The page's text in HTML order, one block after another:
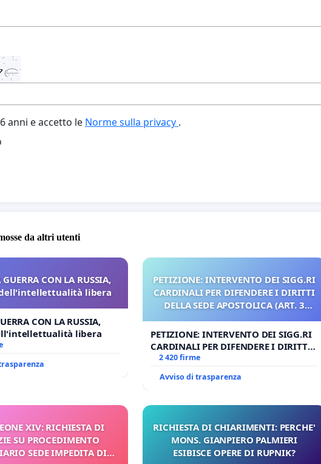
anni e accetto le Norme sulla privacy .
da altri utenti
CON LA RUSSIA,
libera
CON LA RUSSIA,
libera
PETIZIONE: INTERVENTO DEI SIGG.RI
CARDINALI PER DIFENDERE I DIRITTI
DELLA SEDE APOSTOLICA (ART. 3
PETIZIONE: INTERVENTO DEI SIGG.RI
CARDINALI PER DIFENDERE I DIRITTI
DELLA SEDE APOSTOLICA (ART. 3 UDG)
2 420 firme
Avviso di trasparenza
XIV: RICHIESTA DI
SU PROCEDIMENTO
SEDE IMPEDITA DI
RICHIESTA DI CHIARIMENTI: PERCHE'
MONS. GIANPIERO PALMIERI
ESIBISCE OPERE DI RUPNIK?